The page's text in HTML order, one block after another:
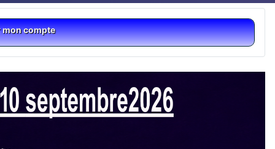
mon compte